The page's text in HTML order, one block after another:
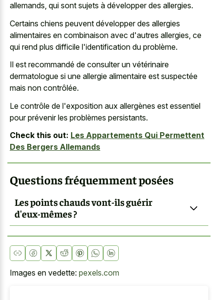
allemands, qui sont sujets à développer des allergies.
Certains chiens peuvent développer des allergies
alimentaires en combinaison avec d'autres allergies, ce
qui rend plus difficile l'identification du problème.
Il est recommandé de consulter un vétérinaire
dermatologue si une allergie alimentaire est suspectée
mais non contrôlée.
Le contrôle de l'exposition aux allergènes est essentiel
pour prévenir les problèmes persistants.
Check this out: Les Appartements Qui Permettent
Des Bergers Allemands
Questions fréquemment posées
Les points chauds vont-ils guérir
d'eux-mêmes ?
Images en vedette: pexels.com